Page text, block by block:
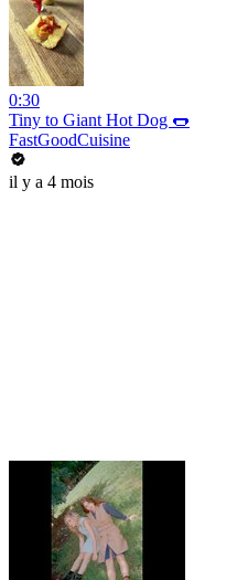
0:30
Tiny to Giant Hot Dog 🌭
FastGoodCuisine
il y a 4 mois